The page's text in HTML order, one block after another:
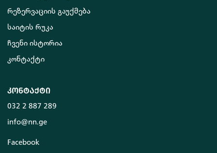
რეზერვაციის გაუქმება
საიტის რუკა
ჩვენი ისტორია
კონტაქტი
კონტაქტი
032 2 887 289
info@nn.ge
Facebook